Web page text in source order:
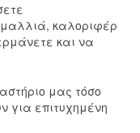
μαλλιά, καλοριφέρ
και να
μας τόσο
για επιτυχημένη